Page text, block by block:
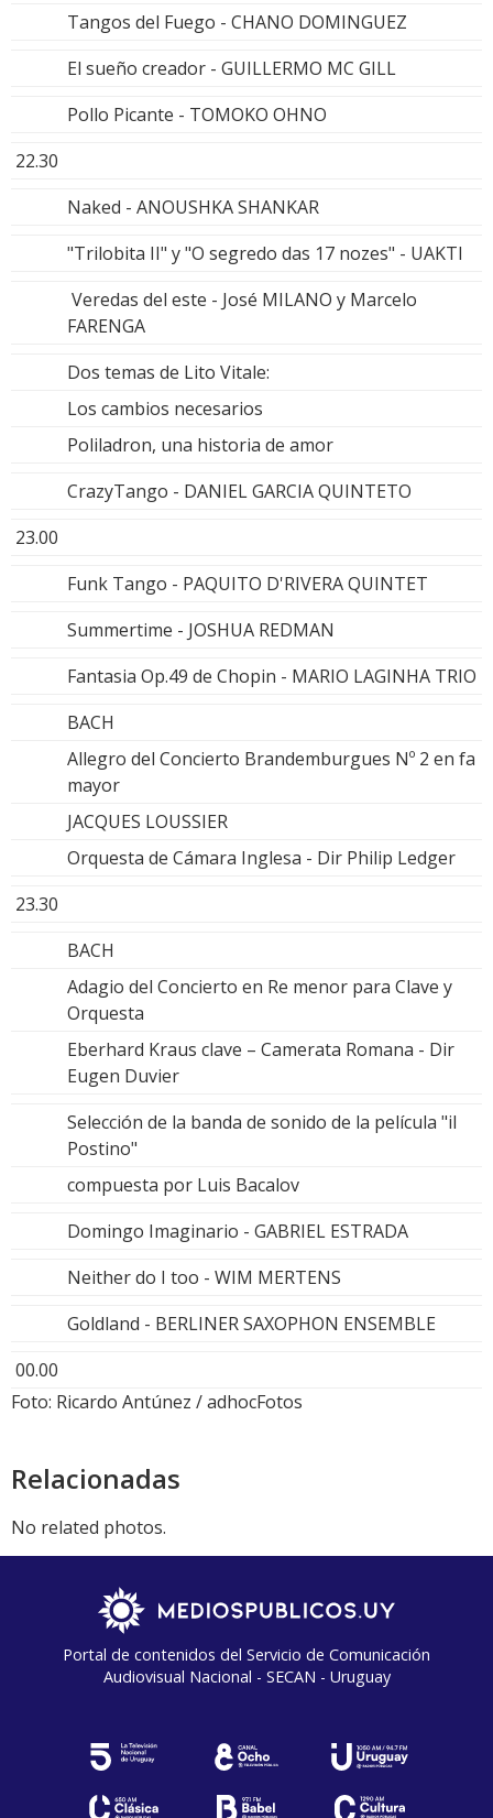
Tangos del Fuego - CHANO DOMINGUEZ
El sueño creador - GUILLERMO MC GILL
Pollo Picante - TOMOKO OHNO
22.30
Naked - ANOUSHKA SHANKAR
"Trilobita II" y "O segredo das 17 nozes" - UAKTI
Veredas del este - José MILANO y Marcelo
FARENGA
Dos temas de Lito Vitale:
Los cambios necesarios
Poliladron, una historia de amor
CrazyTango - DANIEL GARCIA QUINTETO
23.00
Funk Tango - PAQUITO D'RIVERA QUINTET
Summertime - JOSHUA REDMAN
Fantasia Op.49 de Chopin - MARIO LAGINHA TRIO
BACH
Allegro del Concierto Brandemburgues Nº 2 en fa
mayor
JACQUES LOUSSIER
Orquesta de Cámara Inglesa - Dir Philip Ledger
23.30
BACH
Adagio del Concierto en Re menor para Clave y
Orquesta
Eberhard Kraus clave – Camerata Romana - Dir
Eugen Duvier
Selección de la banda de sonido de la película "il
Postino"
compuesta por Luis Bacalov
Domingo Imaginario - GABRIEL ESTRADA
Neither do I too - WIM MERTENS
Goldland - BERLINER SAXOPHON ENSEMBLE
00.00
Foto: Ricardo Antúnez / adhocFotos
Relacionadas
No related photos.
Portal de contenidos del Servicio de Comunicación
Audiovisual Nacional - SECAN - Uruguay